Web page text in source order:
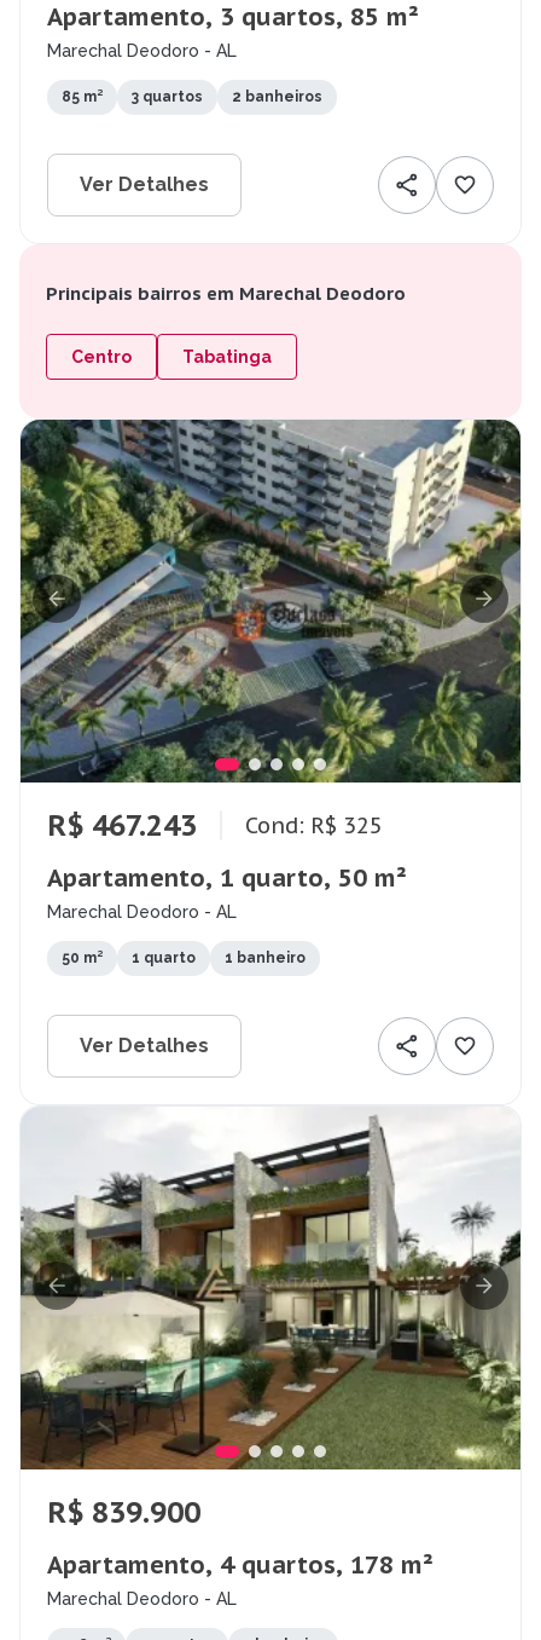
Apartamento, 3 quartos, 85 m²
Marechal Deodoro - AL
85 m² 3 quartos 2 banheiros
Ver Detalhes
Principais bairros em Marechal Deodoro
Centro Tabatinga
R$ 467.243 Cond: R$ 325
Apartamento, 1 quarto, 50 m²
Marechal Deodoro - AL
50 m² 1 quarto 1 banheiro
Ver Detalhes
R$ 839.900
Apartamento, 4 quartos, 178 m²
Marechal Deodoro - AL